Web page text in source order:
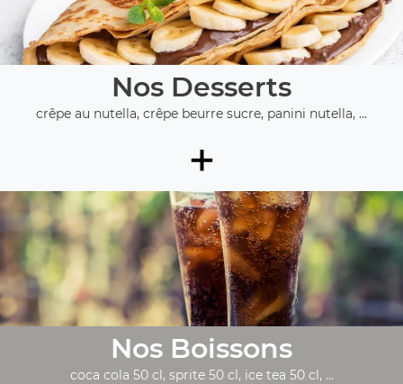
Nos Desserts
crêpe au nutella, crêpe beurre sucre, panini nutella, ...
+
Nos Boissons
coca cola 50 cl, sprite 50 cl, ice tea 50 cl, ...